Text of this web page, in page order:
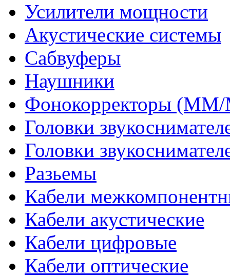
Усилители мощности
Акустические системы
Сабвуферы
Наушники
Фонокорректоры
Головки
Головки
Разьемы
Кабели
Кабели акустические
Кабели цифровые
Кабели оптические